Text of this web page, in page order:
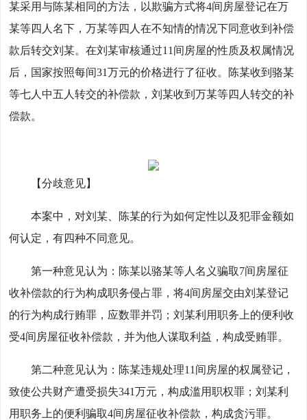
某采用与陈某相同的方法，以欺骗方式将4间房屋登记在万
某等四人名下，万某等四人在不知情的情况下同意收到补偿
款后转交刘某。在刘某审核通过11间房屋的性质及权属情况
后，国家按照每间31万元的价格进行了征收。陈某收到骆某
等七人中五人转交的补偿款，刘某收到万某等四人转交的补
偿款。
【分歧意见】
本案中，对刘某、陈某的行为如何定性以及犯罪金额如
何认定，有四种不同意见。
第一种意见认为：陈某以骆某等人名义骗取7间房屋征
收补偿款的行为构成职务侵占罪，将4间房屋交由刘某登记
的行为构成行贿罪，应数罪并罚；刘某利用职务上的便利收
受4间房屋征收补偿款，并为他人谋取利益，构成受贿罪。
第二种意见认为：陈某违规处理11间房屋的权属登记，
致使公共财产遭受损失341万元，构成滥用职权罪；刘某利
用职务上的便利骗取4间房屋征收补偿款，构成贪污罪。